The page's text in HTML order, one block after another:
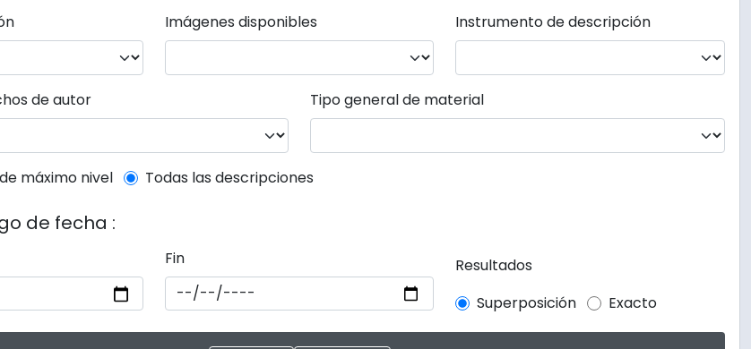
Imágenes disponibles Instrumento de descripción
de autor Tipo general de material
filter
máximo nivel Todas las descripciones
de fecha :
Fin
Resultados
Superposición
Exacto